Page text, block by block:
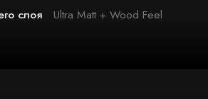
слоя
Ultra Matt + Wood Feel